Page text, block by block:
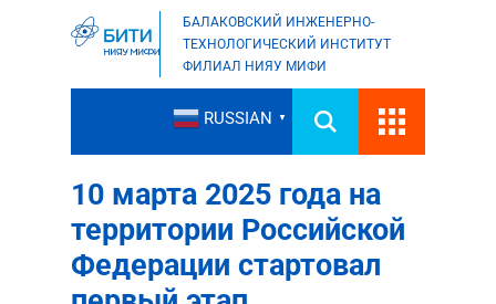
БАЛАКОВСКИЙ ИНЖЕНЕРНО-
ТЕХНОЛОГИЧЕСКИЙ ИНСТИТУТ
ФИЛИАЛ НИЯУ МИФИ
RUSSIAN ▼
10 марта 2025 года на
территории Российской
Федерации стартовал